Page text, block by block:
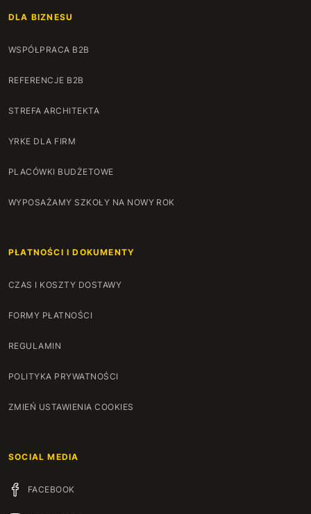
DLA BIZNESU
WSPÓŁPRACA B2B
REFERENCJE B2B
STREFA ARCHITEKTA
YRKE DLA FIRM
PLACÓWKI BUDŻETOWE
WYPOSAŻAMY SZKOŁY NA NOWY ROK
PŁATNOŚCI I DOKUMENTY
CZAS I KOSZTY DOSTAWY
FORMY PŁATNOŚCI
REGULAMIN
POLITYKA PRYWATNOŚCI
ZMIEŃ USTAWIENIA COOKIES
SOCIAL MEDIA
FACEBOOK